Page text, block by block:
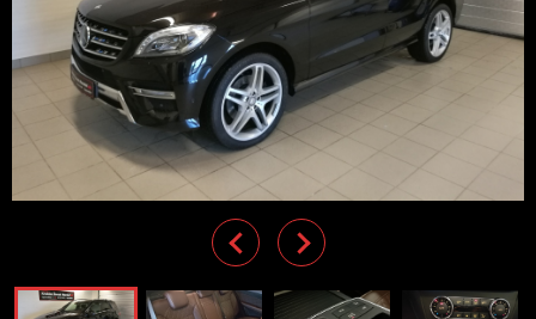
Previous
Next